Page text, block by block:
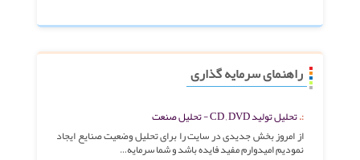
راهنمای سرمایه گذاری
تحلیل تولید CD , DVD - تحلیل صنعت
از امروز بخش جدیدی در سایت را برای تحلیل وضعیت صنایع ایجاد
نمودیم امیدوارم مفید فایده باشد و شما سرمایه…